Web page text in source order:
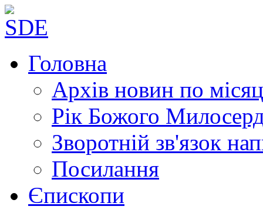
Головна
Архів новин по
Рік Божого
Зворотній зв'язок
Посилання
Єпископи